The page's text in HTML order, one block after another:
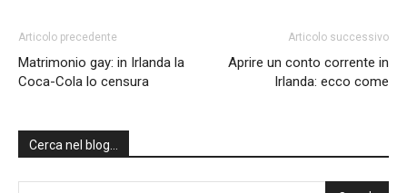
Articolo precedente
Matrimonio gay: in Irlanda la
Coca-Cola lo censura
Articolo successivo
Aprire un conto corrente in
Irlanda: ecco come
Cerca nel blog…